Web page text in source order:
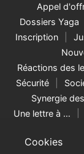
Cookies
Appel
Dossiers Yaga
Inscription
Réactions des
Sécurité
Synergie
Une lettre à …